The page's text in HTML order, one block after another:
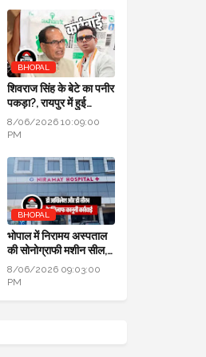
BHOPAL
शिवराज सिंह के बेटे का पनीर
पकड़ा?, रायपुर में हुई
कार्रवाई, जांच के लिए लैब
भेजा
8/06/2026 10:09:00
PM
BHOPAL
भोपाल में निरामय अस्पताल
की सोनोग्राफी मशीन सील,
सीएमएचओ ने की कार्यवाही
8/06/2026 09:03:00
PM